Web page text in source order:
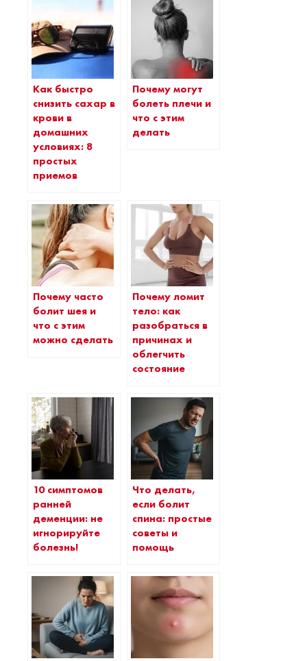
Как быстро
снизить сахар в
крови в
домашних
условиях: 8
простых
приемов
Почему могут
болеть плечи и
что с этим
делать
Почему часто
болит шея и
что с этим
можно сделать
Почему ломит
тело: как
разобраться в
причинах и
облегчить
состояние
10 симптомов
ранней
деменции: не
игнорируйте
болезнь!
Что делать,
если болит
спина: простые
советы и
помощь